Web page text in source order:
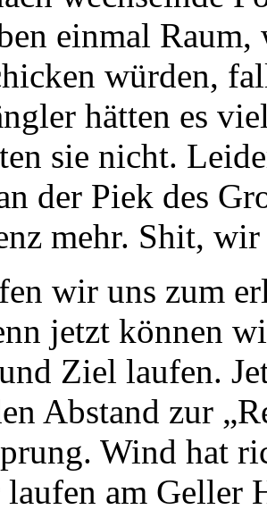
einmal Raum,
würden,
hätten es
sie nicht.
der Piek des
mehr. Shit,
wir uns zum
jetzt können
Ziel laufen.
Abstand zur
Wind hat
am Geller